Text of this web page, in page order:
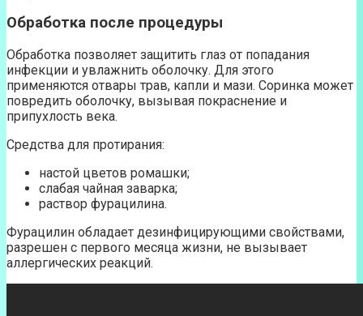
Обработка после процедуры
Обработка позволяет защитить глаз от попадания
инфекции и увлажнить оболочку. Для этого
применяются отвары трав, капли и мази. Соринка может
повредить оболочку, вызывая покраснение и
припухлость века.
Средства для протирания:
настой цветов ромашки;
слабая чайная заварка;
раствор фурацилина.
Фурацилин обладает дезинфицирующими свойствами,
разрешен с первого месяца жизни, не вызывает
аллергических реакций.